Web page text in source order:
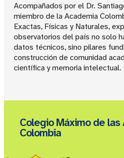
Acompañados por el Dr.
miembro de la Academia
Exactas, Físicas y Naturales,
observatorios del país no solo
datos técnicos, sino pilares
construcción de comunidad
científica y memoria intelectual.
Colegio Máximo de
Colombia